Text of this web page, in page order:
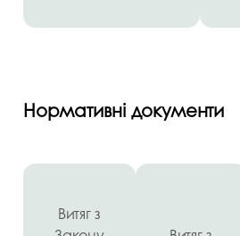
Нормативні документи
Витяг з